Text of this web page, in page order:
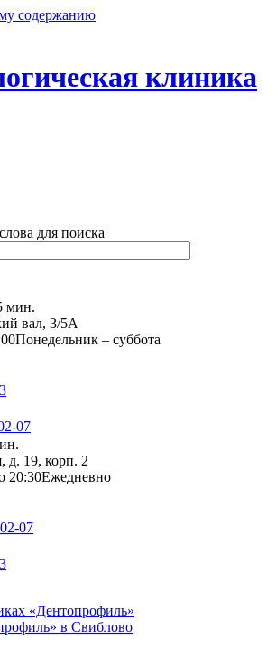
содержанию
клиника
для поиска
мин.
вал, 3/5А
Понедельник – суббота
07
д. 19, корп. 2
20:30Ежедневно
07
«Дентопрофиль»
в Свиблово